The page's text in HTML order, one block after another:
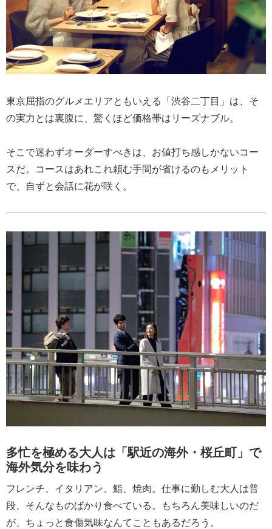
東京屈指のグルメエリアともいえる「渋谷二丁目」は、そ
の実力とは裏腹に、驚くほど価格帯はリーズナブル。
そこで迷わずオーダーすべきは、お値打ち感しかないコー
スだ。コースはあれこれ頼む手間が省けるのもメリット
で、自ずと会話に花が咲く。
多忙を極める大人は「駅近の海外・桜丘町」で
海外気分を味わう
フレンチ、イタリアン、鮨、焼肉。仕事に勤しむ大人は普
段、そんなものばかり食べている。もちろん美味しいのだ
が、ちょっと食傷気味なんてこともあるだろう。